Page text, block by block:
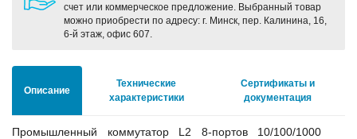
счет или коммерческое предложение. Выбранный товар
можно приобрести по адресу: г. Минск, пер. Калинина, 16,
6-й этаж, офис 607.
Описание
Технические
характеристики
Сертификаты и
документация
Промышленный коммутатор L2 8-портов 10/100/1000